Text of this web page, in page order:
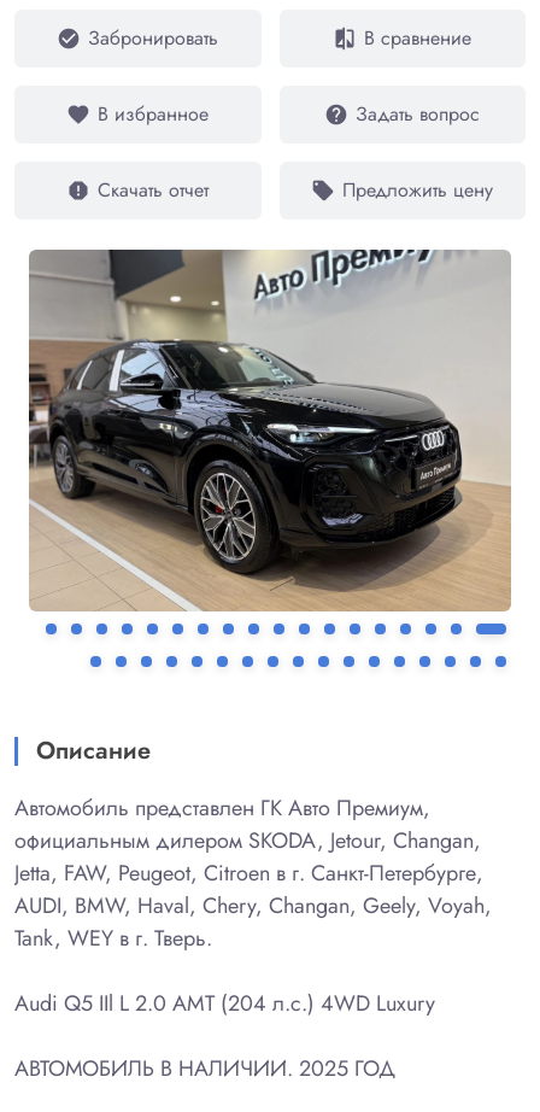
check_circle Забронировать compare В сравнение
favorite В избранное help Задать вопрос
report Скачать отчет local_offer Предложить цену
Описание
Автомобиль представлен ГК Авто Премиум,
официальным дилером SKODA, Jetour, Changan,
Jetta, FAW, Peugeot, Citroen в г. Санкт-Петербурге,
AUDI, BMW, Haval, Chery, Changan, Geely, Voyah,
Tank, WEY в г. Тверь.
Audi Q5 IIl L 2.0 AMT (204 л.с.) 4WD Luxury
АВТОМОБИЛЬ В НАЛИЧИИ. 2025 ГОД